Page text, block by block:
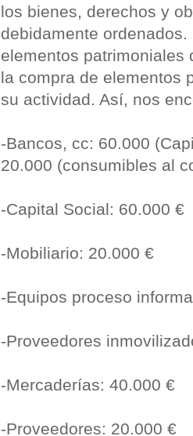
los bienes, derechos y
debidamente
elementos patrimoniales
la compra de elementos
su actividad. Así, nos
-Bancos, cc: 60.000
20.000 (consumibles al
-Capital Social: 60.000 €
-Mobiliario: 20.000 €
-Equipos proceso
-Proveedores
-Mercaderías: 40.000 €
-Proveedores: 20.000 €